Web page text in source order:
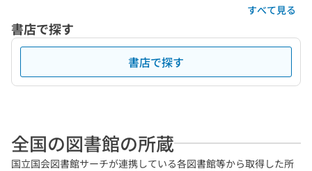
すべて見る
書店で探す
書店で探す
全国の図書館の所蔵
国立国会図書館サーチが連携している各図書館等から取得した所